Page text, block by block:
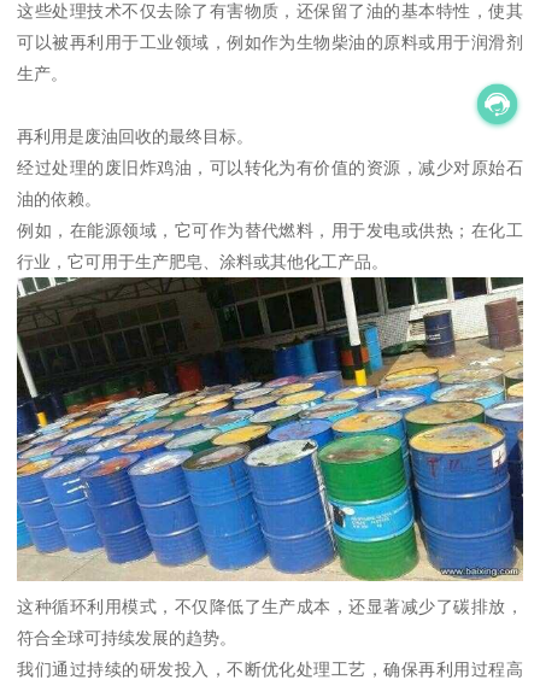
这些处理技术不仅去除了有害物质，还保留了油的基本特性，使其
可以被再利用于工业领域，例如作为生物柴油的原料或用于润滑剂
生产。
再利用是废油回收的最终目标。
经过处理的废旧炸鸡油，可以转化为有价值的资源，减少对原始石
油的依赖。
例如，在能源领域，它可作为替代燃料，用于发电或供热；在化工
行业，它可用于生产肥皂、涂料或其他化工产品。
这种循环利用模式，不仅降低了生产成本，还显著减少了碳排放，
符合全球可持续发展的趋势。
我们通过持续的研发投入，不断优化处理工艺，确保再利用过程高